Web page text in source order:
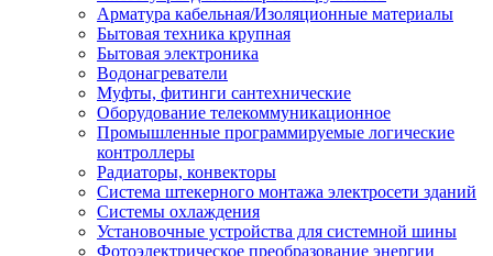
Арматура кабельная/Изоляционные материалы
Бытовая техника крупная
Бытовая электроника
Водонагреватели
Муфты, фитинги сантехнические
Оборудование телекоммуникационное
Промышленные программируемые логические
контроллеры
Радиаторы, конвекторы
Система штекерного монтажа электросети зданий
Системы охлаждения
Установочные устройства для системной шины
Фотоэлектрическое преобразование энергии